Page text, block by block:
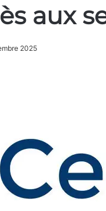
aux
2025